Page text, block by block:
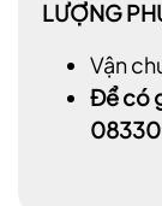
LƯỢNG
Vận
Để có